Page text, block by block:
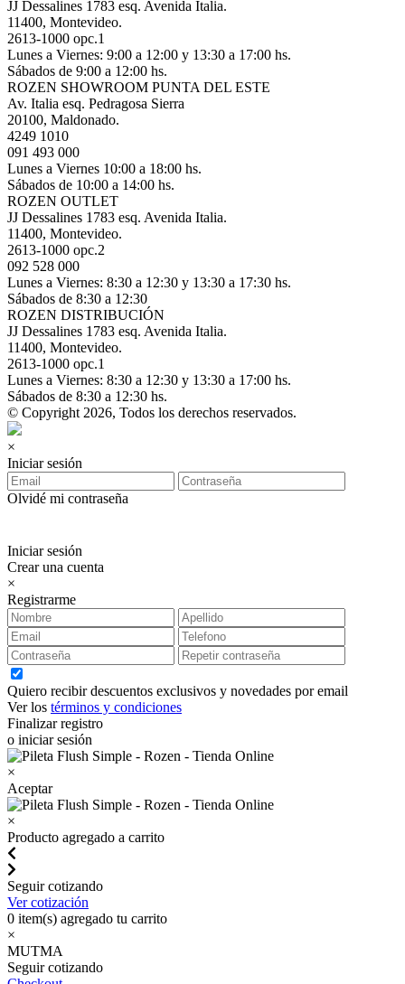
JJ Dessalines 1783 esq. Avenida Italia.
11400, Montevideo.
2613-1000 opc.1
Lunes a Viernes: 9:00 a 12:00 y 13:30 a 17:00 hs.
Sábados de 9:00 a 12:00 hs.
ROZEN SHOWROOM PUNTA DEL ESTE
Av. Italia esq. Pedragosa Sierra
20100, Maldonado.
4249 1010
091 493 000
Lunes a Viernes 10:00 a 18:00 hs.
Sábados de 10:00 a 14:00 hs.
ROZEN OUTLET
JJ Dessalines 1783 esq. Avenida Italia.
11400, Montevideo.
2613-1000 opc.2
092 528 000
Lunes a Viernes: 8:30 a 12:30 y 13:30 a 17:30 hs.
Sábados de 8:30 a 12:30
ROZEN DISTRIBUCIÓN
JJ Dessalines 1783 esq. Avenida Italia.
11400, Montevideo.
2613-1000 opc.1
Lunes a Viernes: 8:30 a 12:30 y 13:30 a 17:00 hs.
Sábados de 8:30 a 12:30 hs.
© Copyright 2026, Todos los derechos reservados.
×
Iniciar sesión
Olvidé mi contraseña
Iniciar sesión
Crear una cuenta
×
Registrarme
Quiero recibir descuentos exclusivos y novedades por email
Ver los términos y condiciones
Finalizar registro
o iniciar sesión
×
Aceptar
×
Producto agregado a carrito
Seguir cotizando
Ver cotización
0 item(s) agregado tu carrito
×
MUTMA
Seguir cotizando